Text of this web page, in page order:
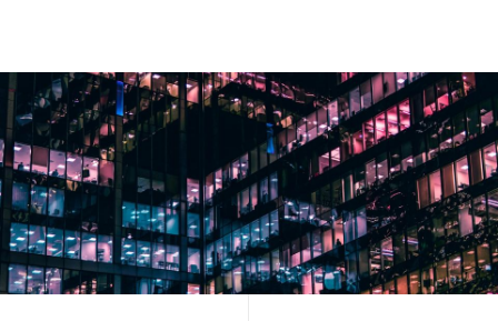
Inovation3